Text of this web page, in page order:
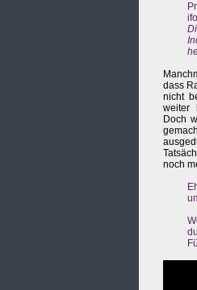
dass
nicht
weiter
Doch
noch